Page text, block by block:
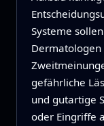
Systeme
gefährliche
und gutartige
oder Eingriffe